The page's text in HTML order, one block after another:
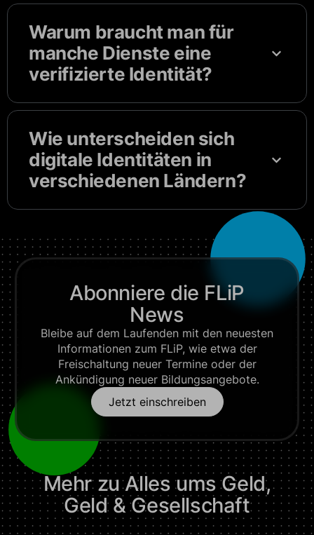
Warum braucht man für
manche Dienste eine
verifizierte Identität?
Wie unterscheiden sich
digitale Identitäten in
verschiedenen Ländern?
Abonniere die FLiP
News
Bleibe auf dem Laufenden mit den neuesten
Informationen zum FLiP, wie etwa der
Freischaltung neuer Termine oder der
Ankündigung neuer Bildungsangebote.
Jetzt einschreiben
Mehr zuAlles ums Geld,
Geld & Gesellschaft